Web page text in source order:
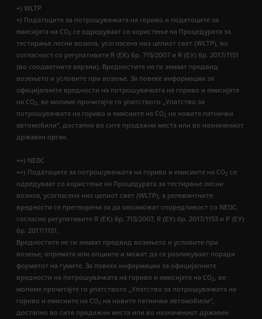
+) WLTP
+) Податоците за потрошувачката на гориво и податоците за
емисијата на CO2 се одредуваат со користење на Процедурата за
тестирање лесни возила, усогласена низ целиот свет (WLTP), во
согласност со регулативите R (EК) бр. 715/2007 и R (ЕУ) бр. 2017/1151
(во соодветните верзии). Вредностите не ги земаат предвид
возењето и условите при возење. За повеќе информации за
официјалните вредности на потрошувачката на гориво и емисијата
на CO2, ве молиме прочитајте го упатството „Упатство за
потрошувачката на гориво и емисиите на CO2 на новите патнички
автомобили“, достапно во сите продажни места или во назначениот
државен орган.
++) NEDC
++) Податоците за потрошувачката на гориво и емисиите на CO2 се
одредуваат со користење на Процедурата за тестирање лесни
возила, усогласена низ целиот свет (WLTP), а релевантните
вредности се претворени за да овозможат споредливост со NEDC,
согласно регулативите R (EК) бр. 715/2007, R (ЕУ) бр. 2017/1153 и Р (ЕУ)
бр. 2017/1151.
Вредностите не ги земаат предвид возењето и условите при
возење, опремата или опциите и можат да се разликуваат поради
форматот на гумите. За повеќе информации за официјалните
вредности на потрошувачката на гориво и емисијата на CO2, ве
молиме прочитајте го упатството „Упатство за потрошувачката на
гориво и емисиите на CO2 на новите патнички автомобили“,
достапно во сите продажни места или во назначениот државен